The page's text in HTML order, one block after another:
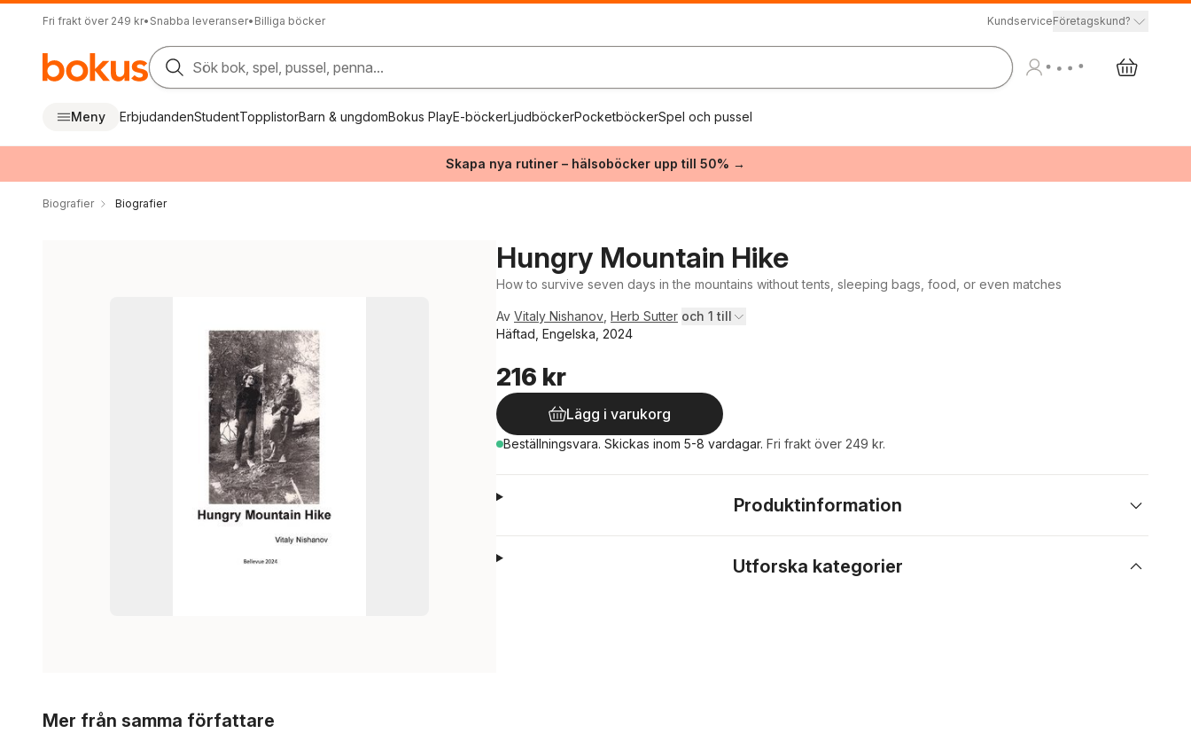
Fri frakt över 249 kr• Snabba leveranser• Billiga böcker KundserviceFöretagskund?
Sök bok, spel, pussel, penna...
Meny ErbjudandenStudentTopplistorBarn & ungdomBokus PlayE-böckerLjudböckerPocketböckerSpel och pussel
Skapa nya rutiner – hälsoböcker upp till 50% →
Biografier Biografier
Hungry Mountain Hike
How to survive seven days in the mountains without tents, sleeping bags, food, or even matches
Av Vitaly Nishanov Herb Sutter och 1 till
Häftad, Engelska, 2024
216 kr
Lägg i varukorg
Beställningsvara. Skickas inom 5-8 vardagar. Fri frakt över 249 kr.
Produktinformation
Utforska kategorier
Mer från samma författare